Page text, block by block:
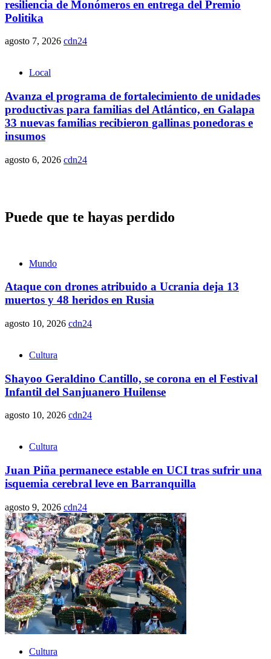
resiliencia de Monómeros en entrega del Premio
Politika
agosto 7, 2026 cdn24
Local
Avanza el programa de fortalecimiento de unidades
productivas para familias del Atlántico, en Galapa
33 nuevas familias recibieron gallinas ponedoras e
insumos
agosto 6, 2026 cdn24
Puede que te hayas perdido
Mundo
Ataque con drones atribuido a Ucrania deja 13
muertos y 48 heridos en Rusia
agosto 10, 2026 cdn24
Cultura
Shayoo Geraldino Cantillo, se corona en el Festival
Infantil del Sanjuanero Huilense
agosto 10, 2026 cdn24
Cultura
Juan Piña permanece estable en UCI tras sufrir una
isquemia cerebral leve en Barranquilla
agosto 9, 2026 cdn24
Cultura